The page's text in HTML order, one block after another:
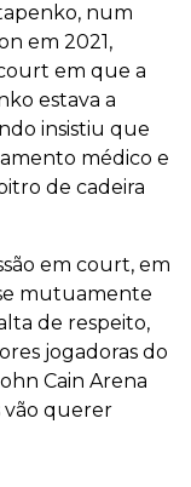
num
em 2021,
em que a
estava a
insistiu que
médico e
de cadeira
em court, em
mutuamente
de respeito,
jogadoras do
Cain Arena
vão querer